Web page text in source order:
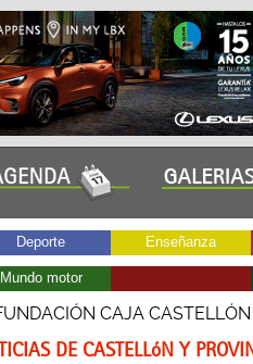
Deporte Enseñanza
Mundo motor
CAJA CASTELLÓN
DE CASTELLóN Y